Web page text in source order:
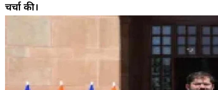
चर्चा की।